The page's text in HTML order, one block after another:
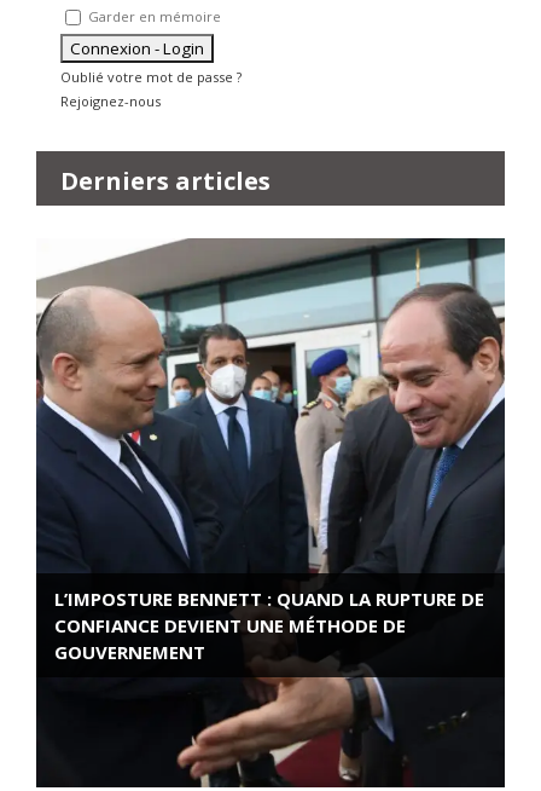
Garder en mémoire
Oublié votre mot de passe ?
Rejoignez-nous
Derniers articles
L’IMPOSTURE BENNETT : QUAND LA RUPTURE DE
CONFIANCE DEVIENT UNE MÉTHODE DE
GOUVERNEMENT
ROSE VALLAND, HEROÏNE DE LA RESISTANCE